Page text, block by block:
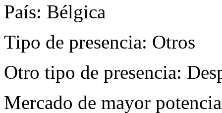
País: Bélgica
Tipo de presencia: Otros
Otro tipo de presencia:
Mercado de mayor